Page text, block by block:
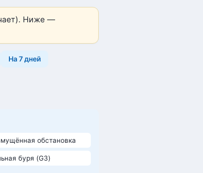
Ниже —
На 7 дней
обстановка
буря (G3)